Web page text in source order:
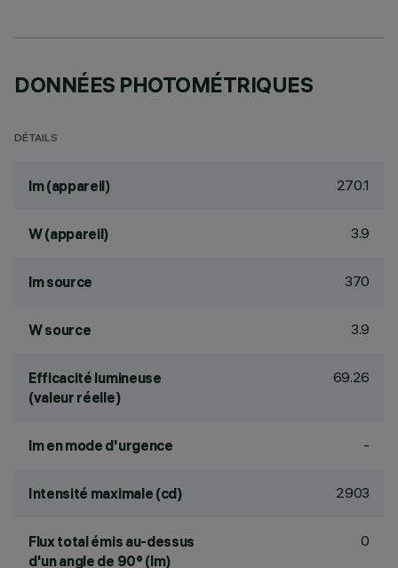
DONNÉES PHOTOMÉTRIQUES
DÉTAILS
lm (appareil) 270.1
W (appareil) 3.9
lm source 370
W source 3.9
Efficacité lumineuse
(valeur réelle)
69.26
lm en mode d'urgence -
Intensité maximale (cd) 2903
Flux total émis au-dessus
d'un angle de 90° (lm)
0